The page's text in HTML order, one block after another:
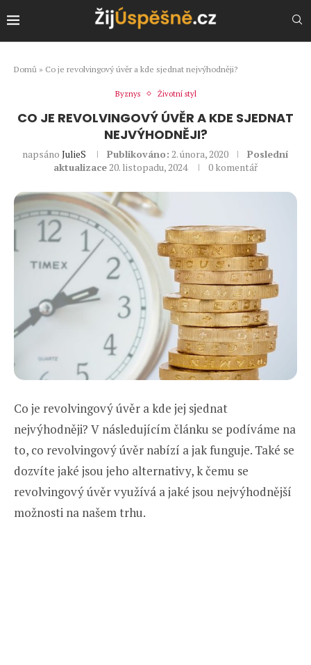
Domů » Co je revolvingový úvěr a kde sjednat nejvýhodněji?
Byznys Životní styl
CO JE REVOLVINGOVÝ ÚVĚR A KDE SJEDNAT
NEJVÝHODNĚJI?
napsáno JulieS Publikováno: 2. února, 2020
Poslední
aktualizace20. listopadu, 2024 0 komentář
Co je revolvingový úvěr a kde jej sjednat
nejvýhodněji? V následujícím článku se podíváme na
to, co revolvingový úvěr nabízí a jak funguje. Také se
dozvíte jaké jsou jeho alternativy, k čemu se
revolvingový úvěr využívá a jaké jsou nejvýhodnější
možnosti na našem trhu.